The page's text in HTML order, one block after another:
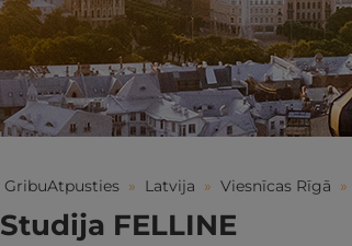
GribuAtpusties » Latvija » Viesnīcas Rīgā »
Studija FELLINE